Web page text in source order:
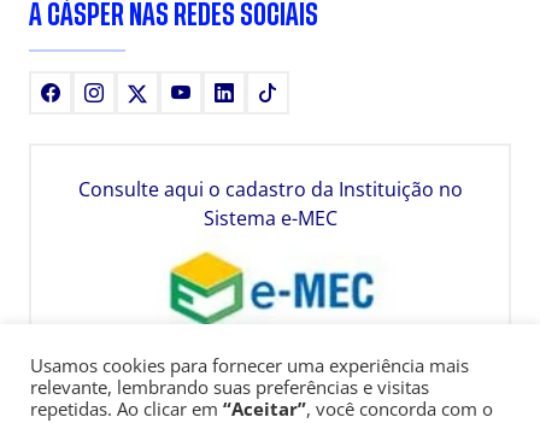
A CÁSPER NAS REDES SOCIAIS
FacebookInstagram YoutubeLinkedIn
Consulte aqui o cadastro da Instituição no
Sistema e-MEC
Usamos cookies para fornecer uma experiência mais
relevante, lembrando suas preferências e visitas
repetidas. Ao clicar em “Aceitar”, você concorda com o